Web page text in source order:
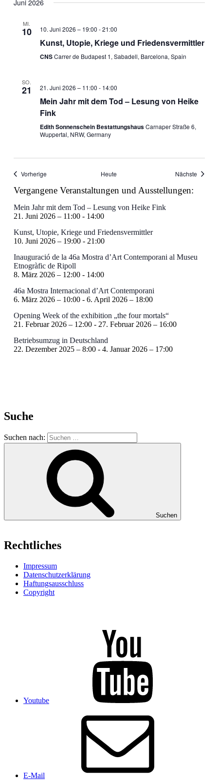
Juni 2026
MI.
10 10. Juni 2026 – 19:00 -21:00
Kunst, Utopie, Kriege und Friedensvermittler
CNSCarrer de Budapest 1, Sabadell, Barcelona, Spain
SO.
21 21. Juni 2026 – 11:00 - 14:00
Mein Jahr mit dem Tod – Lesung von Heike
Fink
Edith Sonnenschein BestattungshausCarnaper Straße 6,
Wuppertal, NRW, Germany
VorherigeVeranstaltungen Heute Nächste
Vergangene Veranstaltungen und Ausstellungen:
Mein Jahr mit dem Tod – Lesung von Heike Fink
21. Juni 2026 – 11:00- 14:00
Kunst, Utopie, Kriege und Friedensvermittler
10. Juni 2026 – 19:00- 21:00
Inauguració de la 46a Mostra d’Art Contemporani al Museu
Etnogràfic de Ripoll
8. März 2026 – 12:00- 14:00
46a Mostra Internacional d’Art Contemporani
6. März 2026 – 10:00- 6. April 2026 – 18:00
Opening Week of the exhibition „the four mortals“
21. Februar 2026 – 12:00- 27. Februar 2026 – 16:00
Betriebsumzug in Deutschland
22. Dezember 2025 – 8:00- 4. Januar 2026 – 17:00
Suche
Suchen nach:
Suchen
Rechtliches
Impressum
Datenschutzerklärung
Haftungsausschluss
Copyright
Youtube
E-Mail